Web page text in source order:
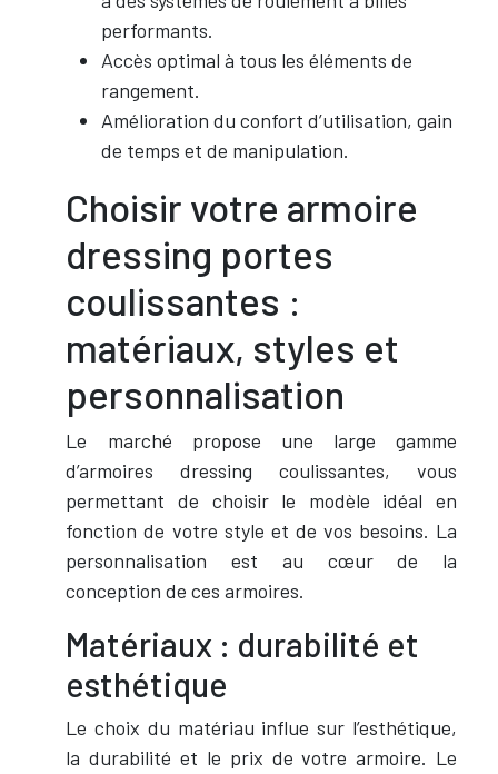
performants.
Accès optimal à tous les éléments de
rangement.
Amélioration du confort d’utilisation, gain
de temps et de manipulation.
Choisir votre armoire
dressing portes
coulissantes :
matériaux, styles et
personnalisation
Le marché propose une large gamme
d’armoires dressing coulissantes, vous
permettant de choisir le modèle idéal en
fonction de votre style et de vos besoins. La
personnalisation est au cœur de la
conception de ces armoires.
Matériaux : durabilité et
esthétique
Le choix du matériau influe sur l’esthétique,
la durabilité et le prix de votre armoire. Le